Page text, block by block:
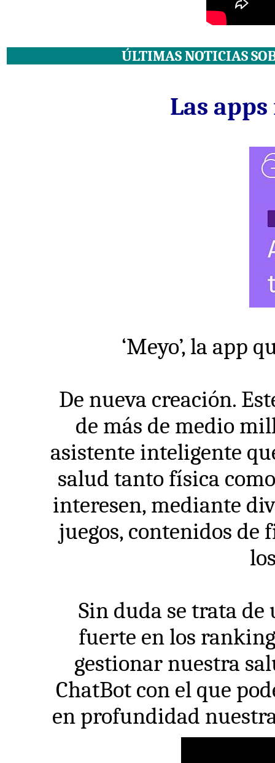
ÚLTIMAS NOTICIAS
Las
‘Meyo’, la app
De nueva creación.
de más de medio
asistente inteligente
salud tanto física
interesen, mediante
juegos, contenidos
Sin duda se trata
fuerte en los
gestionar nuestra
ChatBot con el que
en profundidad